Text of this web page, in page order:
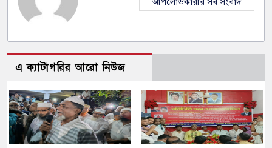
এ ক্যাটাগরির আরো নিউজ